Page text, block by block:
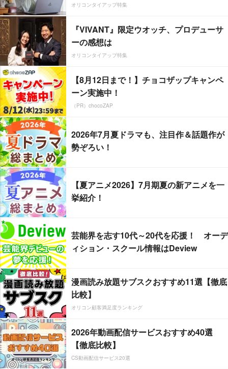
オリコンタイアップ特集
『VIVANT』限定ウオッチ、プロデューサ
ーの感想は
オリコンタイアップ特集
【8月12日まで！】チョコザップキャンペ
ーン実施中！
（PR）chocoZAP
2026年7月夏ドラマも、注目作＆話題作が
勢ぞろい！
【夏アニメ2026】7月期夏の新アニメを一
挙紹介！
芸能界を志す10代～20代を応援！ オーデ
ィション・スクール情報はDeview
漫画読み放題サブスクおすすめ11選【徹底
比較】
オリコン顧客満足度ランキング
2026年動画配信サービスおすすめ40選
【徹底比較】
CS動画配信サービス20選